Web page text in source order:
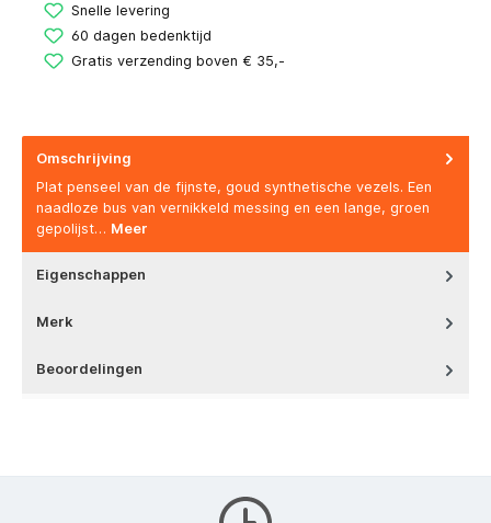
Snelle levering
60 dagen bedenktijd
Gratis verzending boven € 35,-
Omschrijving
Plat penseel van de fijnste, goud synthetische vezels. Een
naadloze bus van vernikkeld messing en een lange, groen
gepolijst… Meer
Eigenschappen
Merk
Beoordelingen